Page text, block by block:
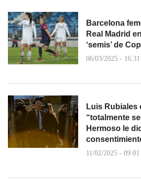
Barcelona
Real Madrid
‘semis’ de
06/03/2025 - 16:31
Luis Rubiales
“totalmente
Hermoso le
11/02/2025 - 09:01